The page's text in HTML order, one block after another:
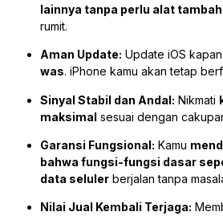
lainnya tanpa perlu alat
rumit.
Aman Update: Update iOS
was. iPhone kamu akan tetap
Sinyal Stabil dan Andal: Nikmati
maksimal sesuai dengan
Garansi Fungsional: Kamu
bahwa fungsi-fungsi dasar
data seluler berjalan tanpa
Nilai Jual Kembali Terjaga: